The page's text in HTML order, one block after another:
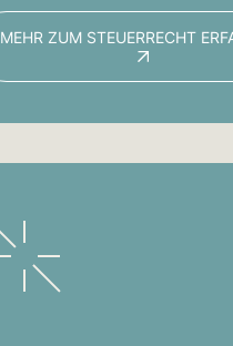
MEHR ZUM STEUERRECHT